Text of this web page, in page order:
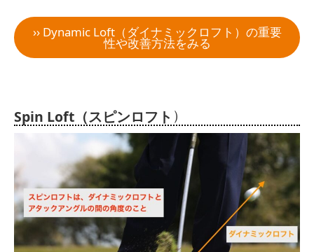
›› Dynamic Loft（ダイナミックロフト）の重要
性や改善方法をみる
Spin Loft（スピンロフト ）